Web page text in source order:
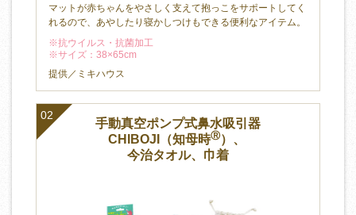
マットが赤ちゃんをやさしく支えて抱っこをサポートしてく
れるので、あやしたり寝かしつけもできる便利なアイテム。
※抗ウイルス・抗菌加工
※サイズ：38×65cm
提供／ミキハウス
02
手動真空ポンプ式鼻水吸引器
CHIBOJI（知母時Ⓡ）、
今治タオル、巾着